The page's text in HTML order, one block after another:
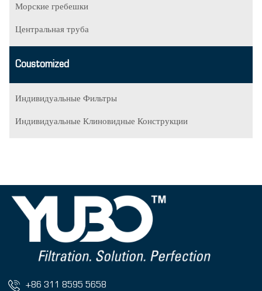
Морские гребешки
Центральная труба
Coustomized
Индивидуальные Фильтры
Индивидуальные Клиновидные Конструкции
+86 311 8595 5658